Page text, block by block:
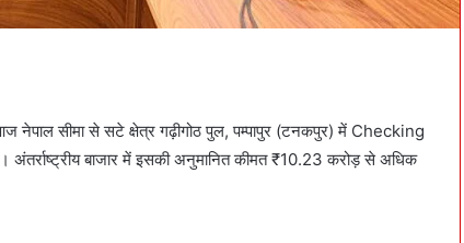
सीमा से सटे क्षेत्र गढ़ीगोठ पुल, पम्पापुर (टनकपुर) में Checking
बाजार में इसकी अनुमानित कीमत ₹10.23 करोड़ से अधिक